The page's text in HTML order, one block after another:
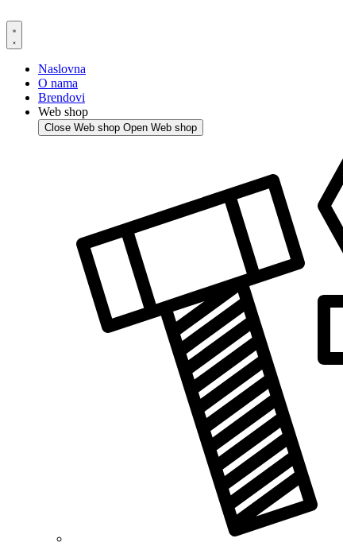
to
content
Naslovna
O nama
Brendovi
Web shop
Close Web shop Open Web shop